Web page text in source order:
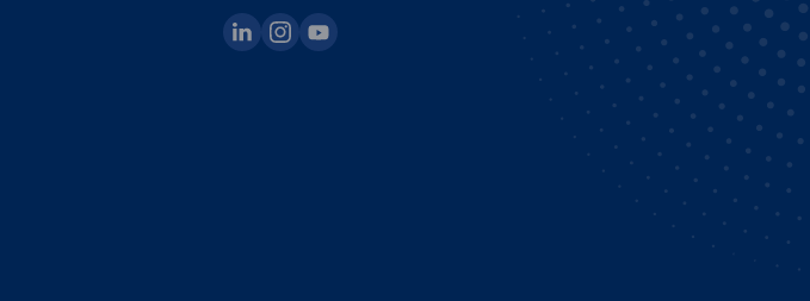
linkedininstagram
youtube